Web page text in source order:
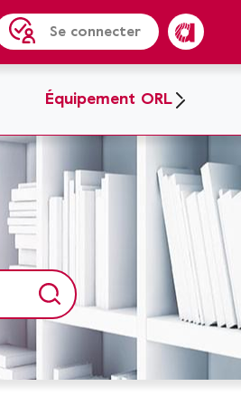
Se connecter Amplifon
Équipement ORL